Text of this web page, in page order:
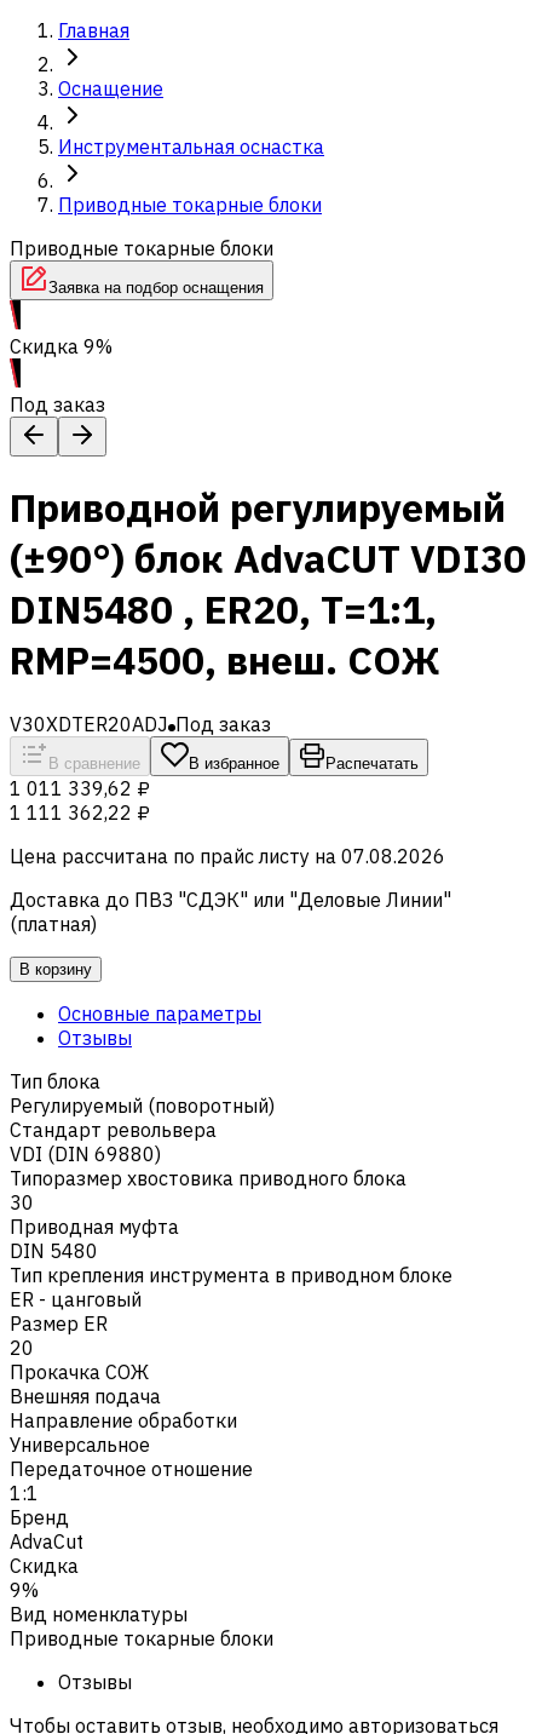
Главная
Оснащение
Инструментальная оснастка
Приводные токарные блоки
Приводные токарные блоки
Заявка на подбор оснащения
Скидка 9%
Под заказ
Приводной регулируемый
(±90°) блок AdvaCUT VDI30
DIN5480 , ER20, T=1:1,
RMP=4500, внеш. СОЖ
V30XDTER20ADJ Под заказ
В сравнение В избранное Распечатать
1 011 339,62 ₽
1 111 362,22 ₽
Цена рассчитана по прайс листу на 07.08.2026
Доставка до ПВЗ "СДЭК" или "Деловые Линии"
(платная)
В корзину
Основные параметры
Отзывы
Тип блока
Регулируемый (поворотный)
Стандарт револьвера
VDI (DIN 69880)
Типоразмер хвостовика приводного блока
30
Приводная муфта
DIN 5480
Тип крепления инструмента в приводном блоке
ER - цанговый
Размер ER
20
Прокачка СОЖ
Внешняя подача
Направление обработки
Универсальное
Передаточное отношение
1:1
Бренд
AdvaCut
Скидка
9%
Вид номенклатуры
Приводные токарные блоки
Отзывы
Чтобы оставить отзыв, необходимо авторизоваться